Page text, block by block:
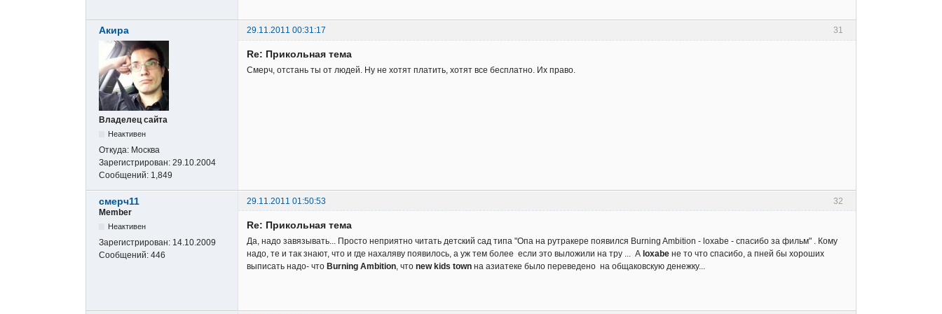
31
Акира 29.11.2011 00:31:17
Владелец сайта
Неактивен
Откуда: Москва
Зарегистрирован: 29.10.2004
Сообщений: 1,849
Re: Прикольная тема
Смерч, отстань ты от людей. Ну не хотят платить, хотят все бесплатно. Их право.
32
смерч11
29.11.2011 01:50:53
Member
Неактивен
Зарегистрирован: 14.10.2009
Сообщений: 446
Re: Прикольная тема
Да, надо завязывать... Просто неприятно читать детский сад типа "Опа на рутракере появился Burning Ambition - loxabe - спасибо за фильм" . Кому
надо, те и так знают, что и где нахаляву появилось, а уж тем более если это выложили на тру ... А loxabe не то что спасибо, а пней бы хороших
выписать надо- что Burning Ambition , что new kids town на азиатеке было переведено на общаковскую денежку...